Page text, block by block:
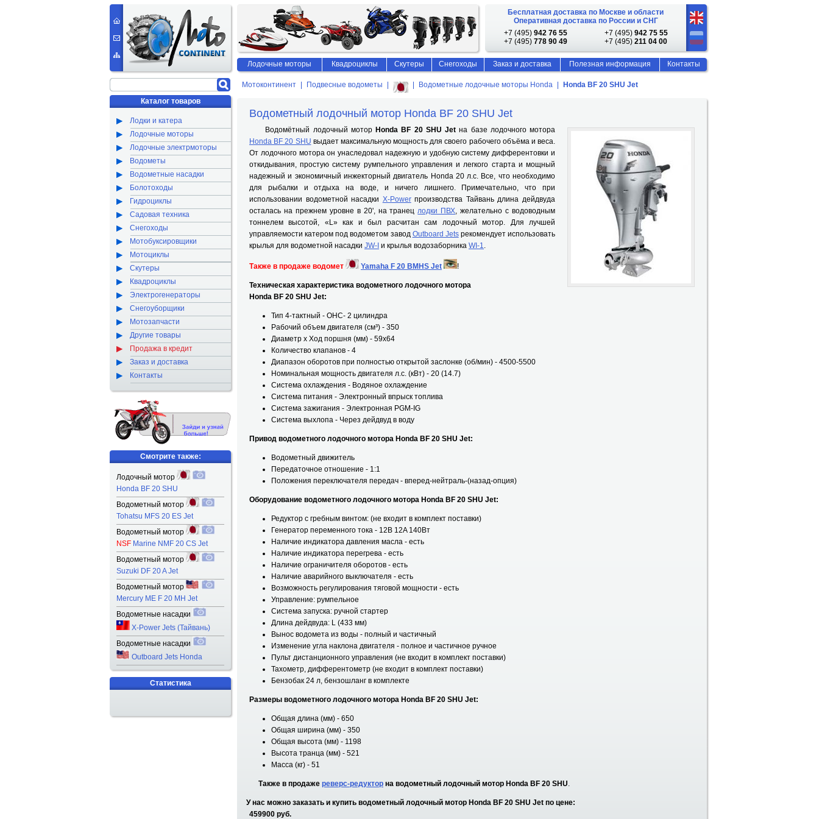
Мотоконтинент Подвесные водометы Водометные лодочные моторы Honda Honda BF 20 SHU Jet
Водометный лодочный мотор Honda BF 20 SHU Jet
Водомётный лодочный мотор Honda BF 20 SHU Jet на базе лодочного мотора
Honda BF 20 SHU выдает максимальную мощность для своего рабочего объёма и веса.
От лодочного мотора он унаследовал надежную и удобную систему дифферентовки и
откидывания, простую систему румпельного управления и легкого старта и мощный
надежный и экономичный инжекторный двигатель Honda 20 л.с. Все, что необходимо
для рыбалки и отдыха на воде, и ничего лишнего. Примечательно, что при
использовании водометной насадки X-Powerпроизводства Тайвань длина дейдвуда
осталась на прежнем уровне в 20', на транецлодки ПВХ, желательно с водоводным
тоннелем высотой, «L» как и был расчитан сам лодочный мотор. Для лучшей
управляемости катером под водометом завод Outboard Jetsрекомендует использовать
крылья для водометной насадки JW-I и крылья водозаборника WI-1.
Также в продаже водомет Yamaha F 20 BMHS Jet !
Техническая характеристика водометного лодочного мотора
Honda BF 20 SHU Jet:
Тип 4-тактный - OHC- 2 цилиндра
Рабочий объем двигателя (см³) - 350
Диаметр х Ход поршня (мм) - 59x64
Количество клапанов - 4
Диапазон оборотов при полностью открытой заслонке (об/мин) - 4500-5500
Номинальная мощность двигателя л.с. (кВт) - 20 (14.7)
Система охлаждения - Водяное охлаждение
Система питания - Электронный впрыск топлива
Система зажигания - Электронная PGM-IG
Система выхлопа - Через дейдвуд в воду
Привод водометного лодочного мотора Honda BF 20 SHU Jet:
Водометный движитель
Передаточное отношение - 1:1
Положения переключателя передач - вперед-нейтраль-(назад-опция)
Оборудование водометного лодочного мотора Honda BF 20 SHU Jet:
Редуктор с гребным винтом: (не входит в комплект поставки)
Генератор переменного тока - 12В 12A 140Вт
Наличие индикатора давления масла - есть
Наличие индикатора перегрева - есть
Наличие ограничителя оборотов - есть
Наличие аварийного выключателя - есть
Возможность регулирования тяговой мощности - есть
Управление: румпельное
Система запуска: ручной стартер
Длина дейдвуда: L (433 мм)
Вынос водомета из воды - полный и частичный
Изменение угла наклона двигателя - полное и частичное ручное
Пульт дистанционного управления (не входит в комплект поставки)
Тахометр, дифферентометр (не входит в комплект поставки)
Бензобак 24 л, бензошланг в комплекте
Размеры водометного лодочного мотора Honda BF 20 SHU Jet:
Общая длина (мм) - 650
Общая ширина (мм) - 350
Общая высота (мм) - 1198
Высота транца (мм) - 521
Масса (кг) - 51
Также в продаже реверс-редуктор на водометный лодочный мотор Honda BF 20 SHU.
У нас можно заказать и купить водометный лодочный мотор Honda BF 20 SHU Jet по цене:
459900 руб.
Каталог товаров
Лодки и катера
Лодочные моторы
Лодочные электрмоторы
Водометы
Водометные насадки
Болотоходы
Гидроциклы
Садовая техника
Снегоходы
Мотобуксировщики
Мотоциклы
Скутеры
Квадроциклы
Электрогенераторы
Снегоуборщики
Мотозапчасти
Другие товары
Продажа в кредит
Заказ и доставка
Контакты
Смотрите также:
Лодочный мотор
Honda BF 20 SHU
Водометный мотор
Tohatsu MFS 20 ES Jet
Водометный мотор
NSF Marine NMF 20 CS Jet
Водометный мотор
Suzuki DF 20 A Jet
Водометный мотор
Mercury ME F 20 MH Jet
Водометные насадки
X-Power Jets (Тайвань)
Водометные насадки
Outboard Jets Honda
Статистика
Бесплатная доставка по Москве и области
Оперативная доставка по России и СНГ
+7 (495) 942 76 55 +7 (495) 942 75 55
+7 (495) 778 90 49 +7 (495) 211 04 00
Лодочные моторы Квадроциклы Скутеры Снегоходы Заказ и доставка Полезная информация Контакты